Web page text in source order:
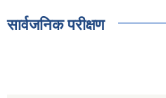
सार्वजनिक परीक्षण